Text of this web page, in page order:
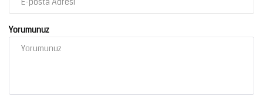
Yorumunuz